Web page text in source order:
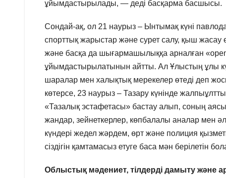
ұйымдастырылады, — деді басқарма басшысы.
Сондай-ақ, ол 21 наурыз – Ынтымақ күні
спорттық жарыстар және сурет салу, қыш жасау
және басқа да шығармашылыққа арналған
ұйымдастырылатынын айтты. Ал Ұлыстың ұлы
шаралар мен халықтық мерекелер өтеді деп
көтерсе, 23 наурыз – Тазару күнінде
«Тазалық эстафетасы» бастау алып, соның
жандар, зейнеткерлер, көпбалалы аналар мен
күндері жедел жәрдем, өрт және полиция
сіздігін қамтамасыз етуге баса мән берілетін
Облыстық мәдениет, тілдерді дамыту және